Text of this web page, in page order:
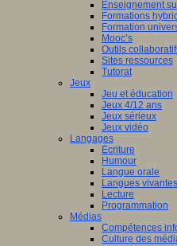
Enseignement
Formations
Formation
Mooc’s
Outils
Sites ressources
Tutorat
Jeux
Jeu et éducation
Jeux 4/12 ans
Jeux sérieux
Jeux vidéo
Langages
Ecriture
Humour
Langue orale
Langues vivantes
Lecture
Programmation
Médias
Compétences
Culture des